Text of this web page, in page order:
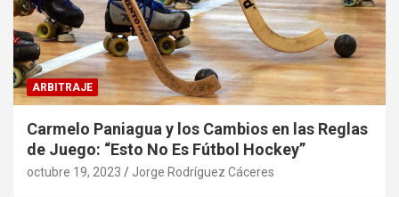
ARBITRAJE
Carmelo Paniagua y los Cambios en las Reglas
de Juego: “Esto No Es Fútbol Hockey”
octubre 19, 2023 Jorge Rodríguez Cáceres